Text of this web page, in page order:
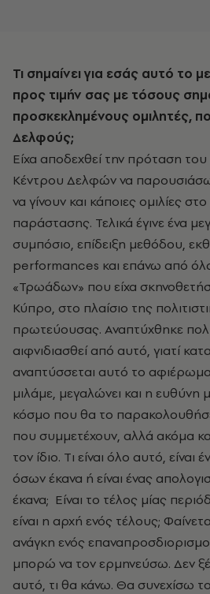
Τι σημαίνει για εσάς αυτό το
προς τιμήν σας με τόσους
προσκεκλημένους ομιλητές,
Δελφούς;
Είχα αποδεχθεί την πρόταση
Κέντρου Δελφών να
να γίνουν και κάποιες ομιλίες
παράστασης. Τελικά έγινε ένα
συμπόσιο, επίδειξη μεθόδου,
performances και επάνω από
«Τρωάδων» που είχα
Κύπρο, στο πλαίσιο της
πρωτεύουσας. Αναπτύχθηκε
αιφνιδιασθεί από αυτό, γιατί
αναπτύσσεται αυτό το
μιλάμε, μεγαλώνει και η ευθύνη
κόσμο που θα το
που συμμετέχουν, αλλά ακόμα
τον ίδιο. Tι είναι όλο αυτό, είναι
όσων έκανα ή είναι ένας
έκανα; Είναι το τέλος μίας
είναι η αρχή ενός τέλους;
ανάγκη ενός
μπορώ να τον ερμηνεύσω. Δεν
αυτό, τι θα κάνω. Θα συνεχίσω